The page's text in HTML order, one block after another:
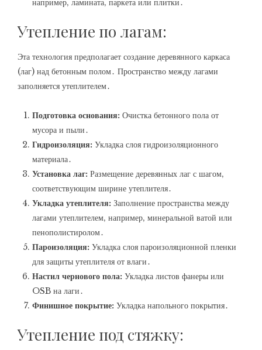
например‚ ламината‚ паркета или плитки․
Утепление по лагам:
Эта технология предполагает создание деревянного каркаса
(лаг) над бетонным полом․ Пространство между лагами
заполняется утеплителем․
Подготовка основания: Очистка бетонного пола от
мусора и пыли․
Гидроизоляция: Укладка слоя гидроизоляционного
материала․
Установка лаг: Размещение деревянных лаг с шагом‚
соответствующим ширине утеплителя․
Укладка утеплителя: Заполнение пространства между
лагами утеплителем‚ например‚ минеральной ватой или
пенополистиролом․
Пароизоляция: Укладка слоя пароизоляционной пленки
для защиты утеплителя от влаги․
Настил чернового пола: Укладка листов фанеры или
OSB на лаги․
Финишное покрытие: Укладка напольного покрытия․
Утепление под стяжку: